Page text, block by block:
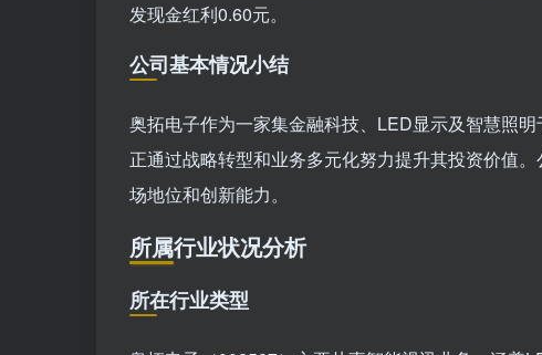
发现金红利0.60元。
公司基本情况小结
奥拓电子作为一家集金融科技、LED显示及智慧照
正通过战略转型和业务多元化努力提升其投资价值
场地位和创新能力。
所属行业状况分析
所在行业类型